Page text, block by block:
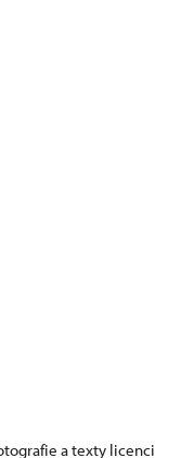
a texty licenci